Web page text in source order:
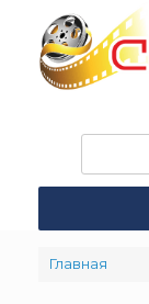
content
поиска:
Главная